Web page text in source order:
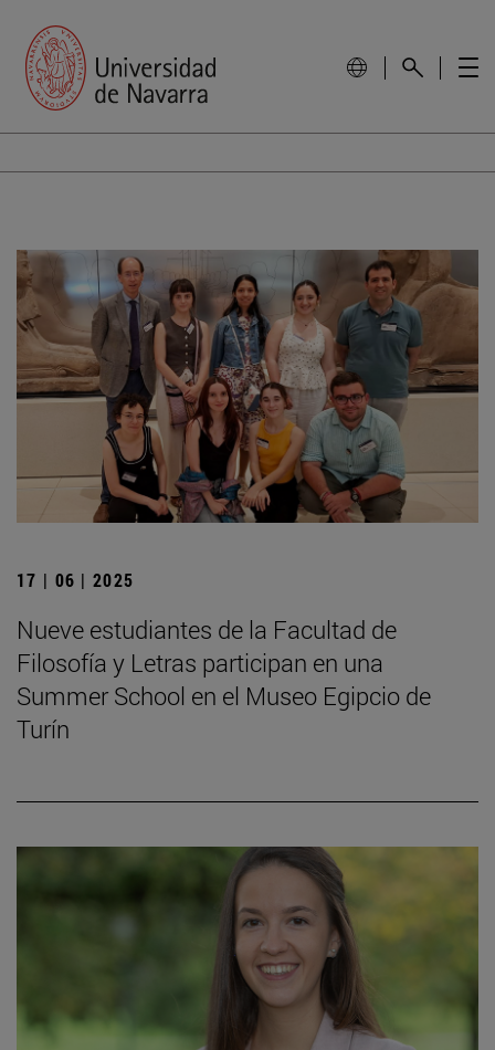
17 | 06 | 2025
Nueve estudiantes de la Facultad de
Filosofía y Letras participan en una
Summer School en el Museo Egipcio de
Turín